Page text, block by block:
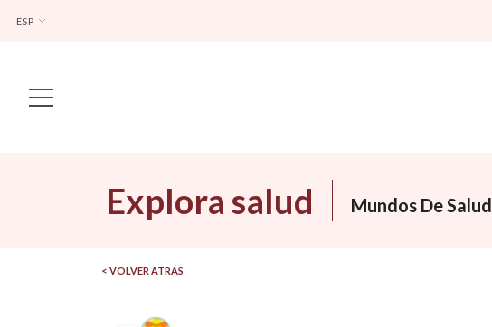
ESP
Main Navigation
Explora salud Mundos De Salud
< VOLVER ATRÁS